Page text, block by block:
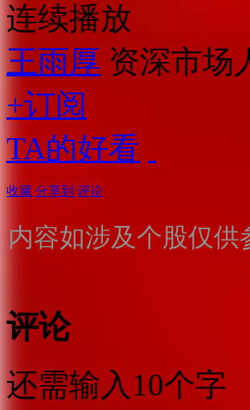
连续播放
王雨厚 资深市场
+订阅
TA的好看
收藏 分享到 评论
内容如涉及个股仅
评论
还需输入10个字